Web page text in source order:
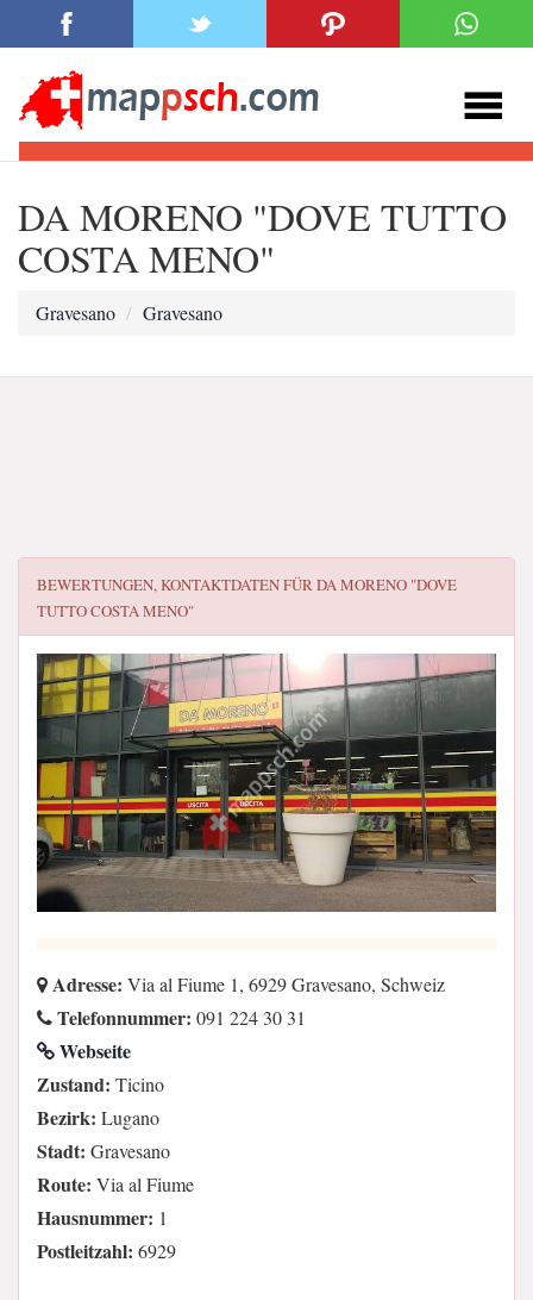
DA MORENO "DOVE TUTTO
COSTA MENO"
Gravesano Gravesano
BEWERTUNGEN, KONTAKTDATEN FÜRDA MORENO "DOVE
TUTTO COSTA MENO"
Adresse: Via al Fiume 1, 6929 Gravesano, Schweiz
Telefonnummer: 091 224 30 31
Webseite
Zustand: Ticino
Bezirk: Lugano
Stadt: Gravesano
Route: Via al Fiume
Hausnummer: 1
Postleitzahl: 6929